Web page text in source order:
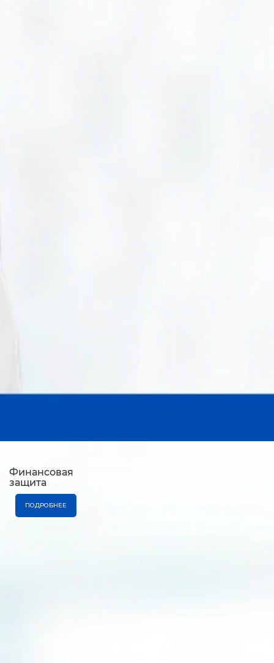
Финансовая
защита
ПОДРОБНЕЕ